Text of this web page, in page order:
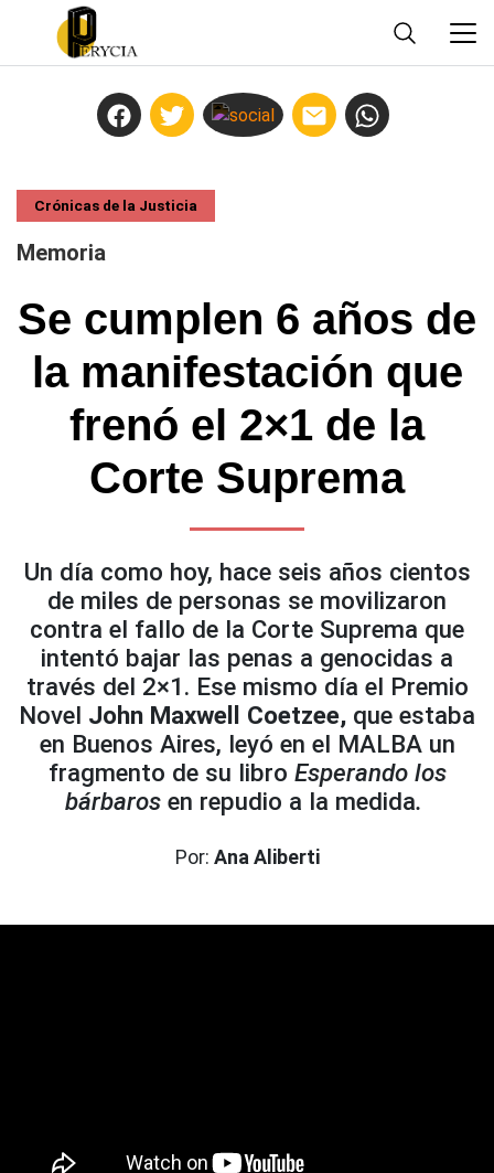
Crónicas de la Justicia
Memoria
Se cumplen 6 años de
la manifestación que
frenó el 2×1 de la
Corte Suprema
Un día como hoy, hace seis años cientos
de miles de personas se movilizaron
contra el fallo de la Corte Suprema que
intentó bajar las penas a genocidas a
través del 2×1. Ese mismo día el Premio
Novel John Maxwell Coetzee, que estaba
en Buenos Aires, leyó en el MALBA un
fragmento de su libro Esperando los
bárbaros en repudio a la medida.
Por: Ana Aliberti